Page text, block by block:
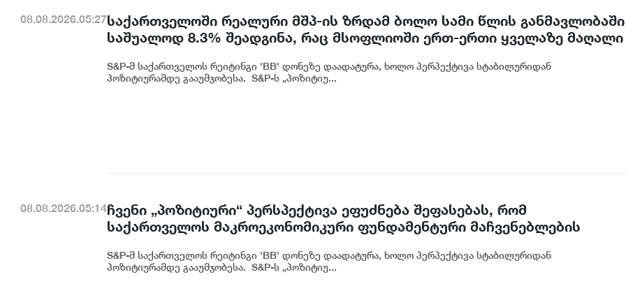
08.08.2026.05:27საქართველოში რეალური მშპ-ის ზრდამ ბოლო სამი წლის განმავლობაში
საშუალოდ 8.3% შეადგინა, რაც მსოფლიოში ერთ-ერთი ყველაზე მაღალი
S&P-მ საქართველოს რეიტინგი 'BB' დონეზე დაადატურა, ხოლო პერპექტივა სტაბილურიდან
პოზიტიურამდე გააუმჯობესა. S&P-ს „პოზიტიუ...
08.08.2026.05:14ჩვენი „პოზიტიური“ პერსპექტივა ეფუძნება შეფასებას, რომ
საქართველოს მაკროეკონომიკური ფუნდამენტური მაჩვენებლების
S&P-მ საქართველოს რეიტინგი 'BB' დონეზე დაადატურა, ხოლო პერპექტივა სტაბილურიდან
პოზიტიურამდე გააუმჯობესა. S&P-ს „პოზიტიუ...